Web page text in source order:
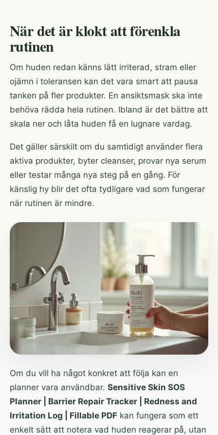
När det är klokt att förenkla
rutinen
Om huden redan känns lätt irriterad, stram eller
ojämn i toleransen kan det vara smart att pausa
tanken på fler produkter. En ansiktsmask ska inte
behöva rädda hela rutinen. Ibland är det bättre att
skala ner och låta huden få en lugnare vardag.
Det gäller särskilt om du samtidigt använder flera
aktiva produkter, byter cleanser, provar nya serum
eller testar många nya steg på en gång. För
känslig hy blir det ofta tydligare vad som fungerar
när rutinen är mindre.
Om du vill ha något konkret att följa kan en
planner vara användbar. Sensitive Skin SOS
Planner | Barrier Repair Tracker | Redness and
Irritation Log | Fillable PDF kan fungera som ett
enkelt sätt att notera vad huden reagerar på, utan